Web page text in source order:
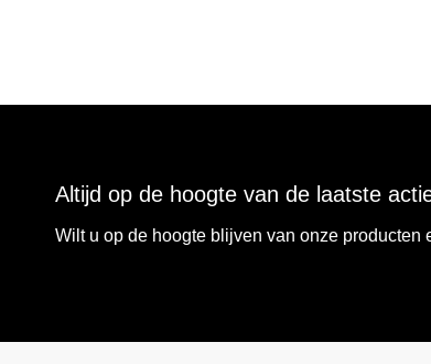
Altijd op de hoogte van de laatste
Wilt u op de hoogte blijven van onze producten